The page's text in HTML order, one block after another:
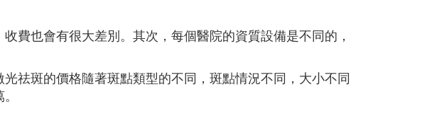
費也會有很大差別。其次，每個醫院的資質設備是不同的，
祛斑的價格隨著斑點類型的不同，斑點情況不同，大小不同